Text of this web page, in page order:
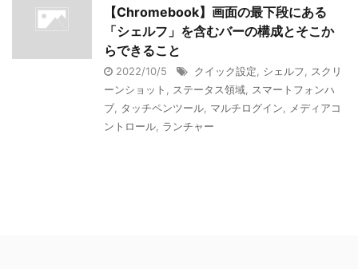
【Chromebook】画面の最下段にある
「シェルフ」を含むバーの構成とそこか
らできること
2022/10/5 クイック設定 シェルフ
スクリ
ーンショット
ステータス領域
スマートフォンハ
ブ
タッチペンツール マルチログイン
メディアコ
ントロール ランチャー